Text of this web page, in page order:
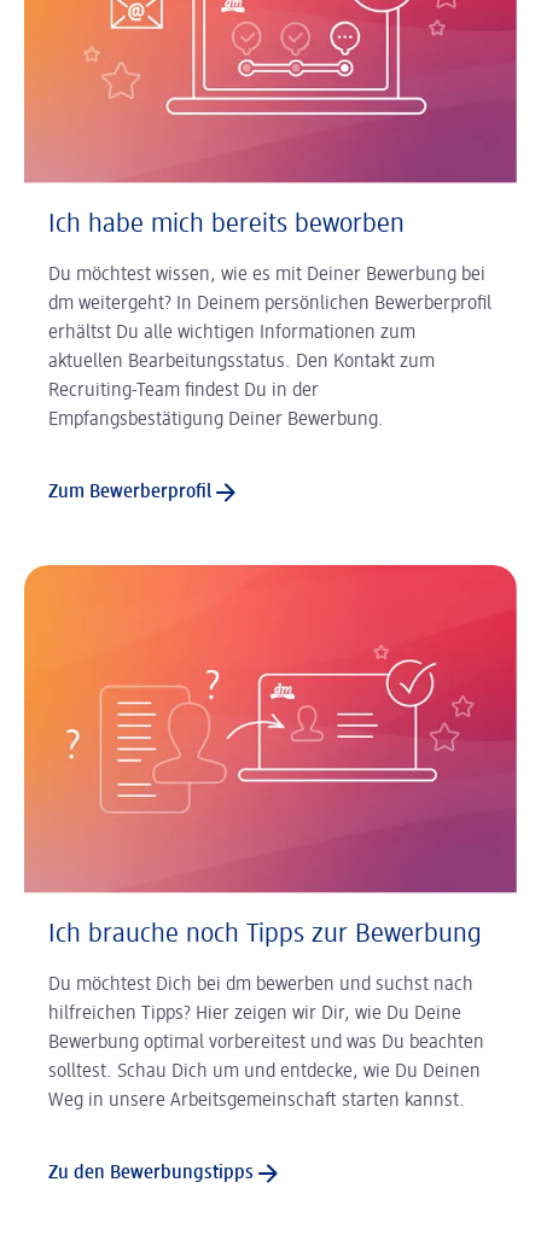
Ich habe mich bereits beworben
Du möchtest wissen, wie es mit Deiner Bewerbung bei
dm weitergeht? In Deinem persönlichen Bewerberprofil
erhältst Du alle wichtigen Informationen zum
aktuellen Bearbeitungsstatus. Den Kontakt zum
Recruiting-Team findest Du in der
Empfangsbestätigung Deiner Bewerbung.
Zum Bewerberprofil
Ich brauche noch Tipps zur Bewerbung
Du möchtest Dich bei dm bewerben und suchst nach
hilfreichen Tipps? Hier zeigen wir Dir, wie Du Deine
Bewerbung optimal vorbereitest und was Du beachten
solltest. Schau Dich um und entdecke, wie Du Deinen
Weg in unsere Arbeitsgemeinschaft starten kannst.
Zu den Bewerbungstipps